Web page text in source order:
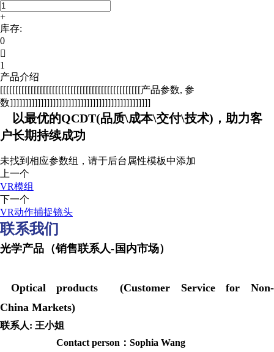
+
库存:
0

1
产品介绍
[[[[[[[[[[[[[[[[[[[[[[[[[[[[[[[[[[[[[[[[[[[[[[产品参数, 参
数]]]]]]]]]]]]]]]]]]]]]]]]]]]]]]]]]]]]]]]]]]]]]]
以最优的QCDT(品质\成本\交付\技术)，助力客
户长期持续成功
未找到相应参数组，请于后台属性模板中添加
上一个
VR模组
下一个
VR动作捕捉镜头
联系我们
光学产品（销售联系人-国内市场）
Optical products (Customer Service for Non-
China Markets)
联系人: 王小姐
Contact person：Sophia Wang